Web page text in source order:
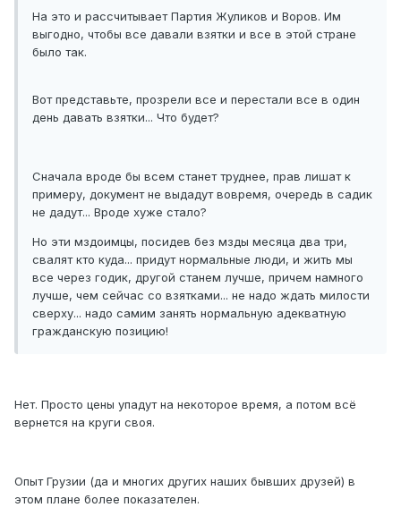
На это и рассчитывает Партия Жуликов и Воров. Им
выгодно, чтобы все давали взятки и все в этой стране
было так.
Вот представьте, прозрели все и перестали все в один
день давать взятки... Что будет?
Сначала вроде бы всем станет труднее, прав лишат к
примеру, документ не выдадут вовремя, очередь в садик
не дадут... Вроде хуже стало?
Но эти мздоимцы, посидев без мзды месяца два три,
свалят кто куда... придут нормальные люди, и жить мы
все через годик, другой станем лучше, причем намного
лучше, чем сейчас со взятками... не надо ждать милости
сверху... надо самим занять нормальную адекватную
гражданскую позицию!
Нет. Просто цены упадут на некоторое время, а потом всё
вернется на круги своя.
Опыт Грузии (да и многих других наших бывших друзей) в
этом плане более показателен.